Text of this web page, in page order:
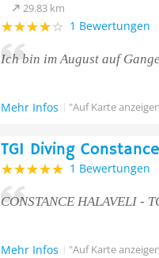
29.83 km
1 Bewertungen
Ich bin im August auf
Mehr Infos "Auf Karte
TGI Diving Constance
1 Bewertungen
CONSTANCE HALAVELI -
Mehr Infos "Auf Karte